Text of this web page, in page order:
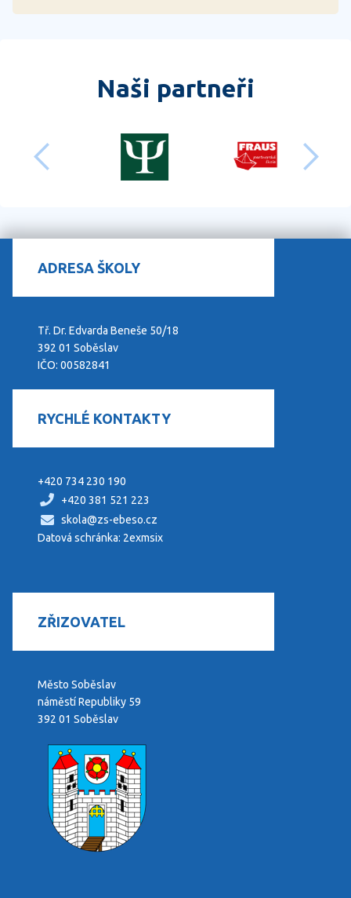
Naši partneři
ADRESA ŠKOLY
Tř. Dr. Edvarda Beneše 50/18
392 01 Soběslav
IČO: 00582841
RYCHLÉ KONTAKTY
+420 734 230 190
+420 381 521 223
skola@zs-ebeso.cz
Datová schránka: 2exmsix
ZŘIZOVATEL
Město Soběslav
náměstí Republiky 59
392 01 Soběslav